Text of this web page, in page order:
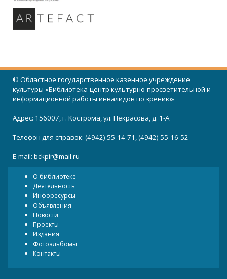
© Областное государственное казенное учреждение
культуры «Библиотека-центр культурно-просветительной и
информационной работы инвалидов по зрению»
Адрес: 156007, г. Кострома, ул. Некрасова, д. 1-А
Телефон для справок: (4942) 55-14-71, (4942) 55-16-52
E-mail: bckpir@mail.ru
О библиотеке
Деятельность
Инфоресурсы
Объявления
Новости
Проекты
Издания
Фотоальбомы
Контакты